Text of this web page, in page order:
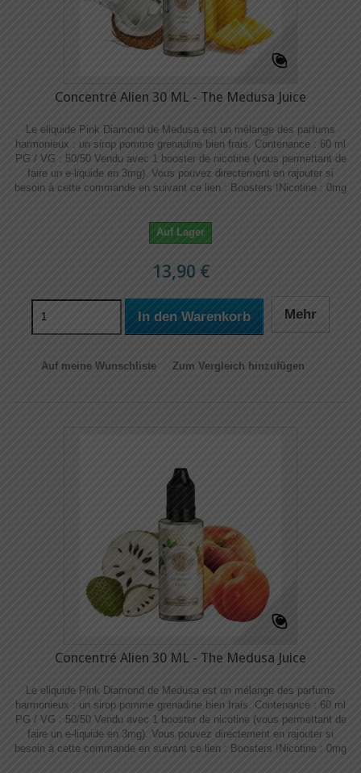
Concentré Alien 30 ML - The Medusa Juice
Le eliquide Pink Diamond de Medusa est un mélange des parfums
harmonieux : un sirop pomme grenadine bien frais. Contenance : 60 ml
PG / VG : 50/50 Vendu avec 1 booster de nicotine (vous permettant de
faire un e-liquide en 3mg). Vous pouvez directement en rajouter si
besoin à cette commande en suivant ce lien : Boosters !​​ Nicotine : 0mg
Auf Lager
13,90 €
In den Warenkorb Mehr
Auf meine Wunschliste Zum Vergleich hinzufügen
Concentré Alien 30 ML - The Medusa Juice
Le eliquide Pink Diamond de Medusa est un mélange des parfums
harmonieux : un sirop pomme grenadine bien frais. Contenance : 60 ml
PG / VG : 50/50 Vendu avec 1 booster de nicotine (vous permettant de
faire un e-liquide en 3mg). Vous pouvez directement en rajouter si
besoin à cette commande en suivant ce lien : Boosters !​​ Nicotine : 0mg